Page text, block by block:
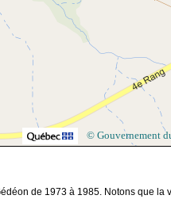
© Gouvernement
de 1973 à 1985. Notons que la